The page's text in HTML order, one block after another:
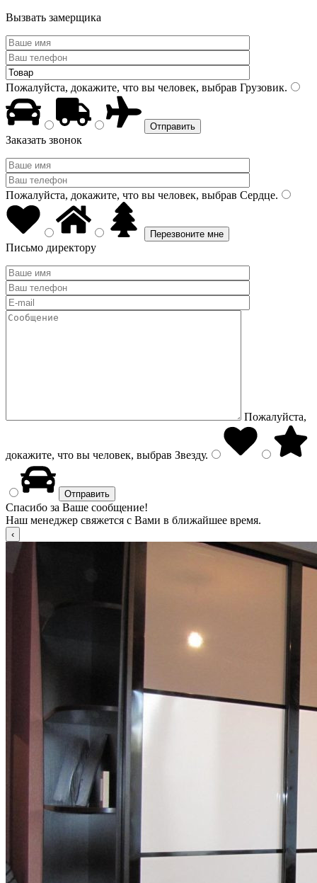
Вызвать замерщика
Пожалуйста, докажите, что вы человек, выбрав Грузовик.
Заказать звонок
Пожалуйста, докажите, что вы человек, выбрав Сердце.
Письмо директору
Пожалуйста,
докажите, что вы человек, выбрав Звезду.
Спасибо за Ваше сообщение!
Наш менеджер свяжется с Вами в ближайшее время.